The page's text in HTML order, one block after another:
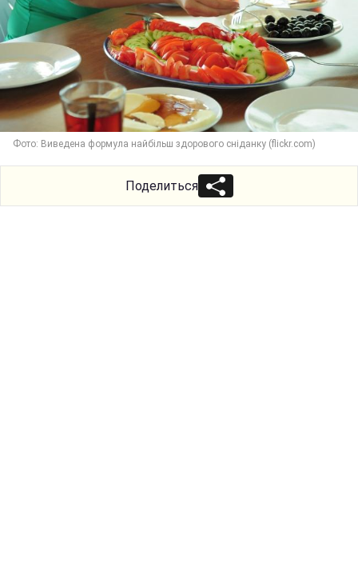
Фото: Виведена формула найбільш здорового сніданку (flickr.com)
Поделиться